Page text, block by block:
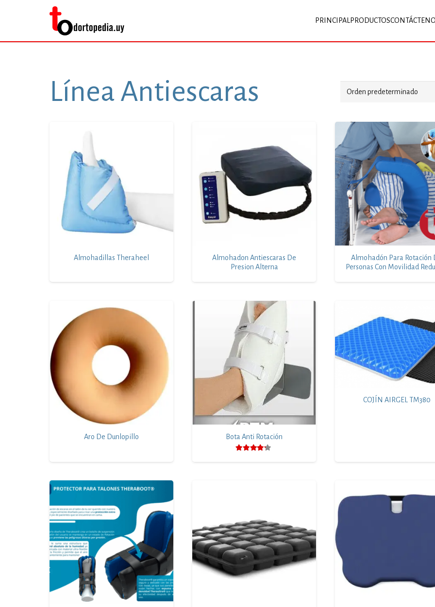
PRINCIPAL PRODUCTOS
Línea Antiescaras
Almohadillas Theraheel
Almohadon Antiescaras De
Presion Alterna
Almohadón Para Rotación
Personas Con Movilidad
Aro De Dunlopillo Bota Anti Rotación
COJÍN AIRGEL TM380